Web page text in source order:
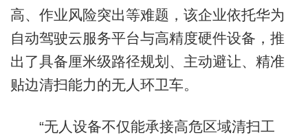
高、作业风险突出等难题，该企业依托华为
自动驾驶云服务平台与高精度硬件设备，推
出了具备厘米级路径规划、主动避让、精准
贴边清扫能力的无人环卫车。
“无人设备不仅能承接高危区域清扫工